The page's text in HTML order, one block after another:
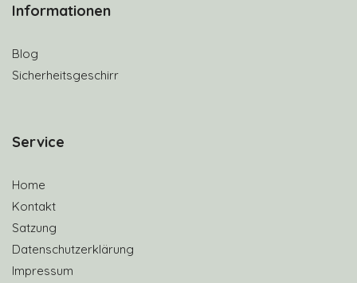
Informationen
Blog
Sicherheitsgeschirr
Service
Home
Kontakt
Satzung
Datenschutzerklärung
Impressum